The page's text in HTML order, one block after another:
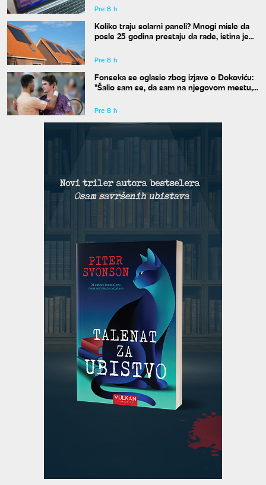
Pre 8 h
Koliko traju solarni paneli? Mnogi misle da
posle 25 godina prestaju da rade, istina je
Pre 8 h
Fonseka se oglasio zbog izjave o Đokoviću:
"Šalio sam se, da sam na njegovom mestu,
Pre 8 h